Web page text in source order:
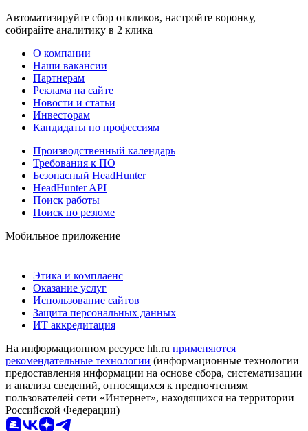
Автоматизируйте сбор откликов, настройте воронку,
собирайте аналитику в 2 клика
О компании
Наши вакансии
Партнерам
Реклама на сайте
Новости и статьи
Инвесторам
Кандидаты по профессиям
Производственный календарь
Требования к ПО
Безопасный HeadHunter
HeadHunter API
Поиск работы
Поиск по резюме
Мобильное приложение
Этика и комплаенс
Оказание услуг
Использование сайтов
Защита персональных данных
ИТ аккредитация
На информационном ресурсе hh.ru применяются
рекомендательные технологии (информационные технологии
предоставления информации на основе сбора, систематизации
и анализа сведений, относящихся к предпочтениям
пользователей сети «Интернет», находящихся на территории
Российской Федерации)